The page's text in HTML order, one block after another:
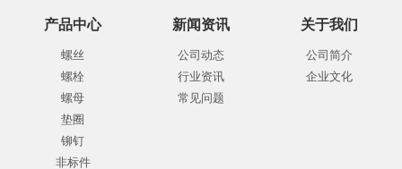
产品中心
螺丝
螺栓
螺母
垫圈
铆钉
非标件
新闻资讯
公司动态
行业资讯
常见问题
关于我们
公司简介
企业文化